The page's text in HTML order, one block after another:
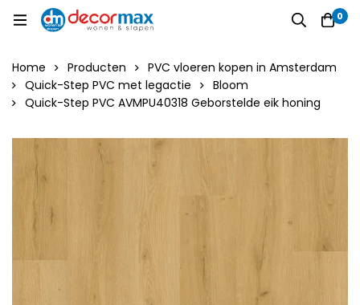
0
Home Producten
PVC vloeren kopen in Amsterdam
Quick-Step PVC met legactie
Bloom
Quick-Step PVC AVMPU40318 Geborstelde eik honing